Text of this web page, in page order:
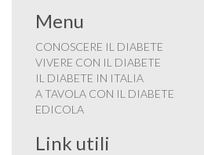
Menu
CONOSCERE IL DIABETE
VIVERE CON IL DIABETE
IL DIABETE IN ITALIA
A TAVOLA CON IL DIABETE
EDICOLA
Link utili